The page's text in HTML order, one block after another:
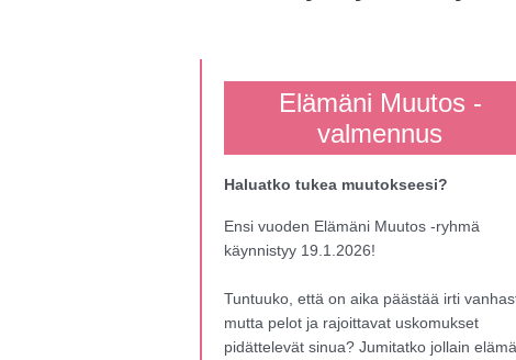
Elämäni Muutos -
valmennus
Haluatko tukea muutokseesi?
Ensi vuoden Elämäni Muutos -ryhmä
käynnistyy 19.1.2026!
Tuntuuko, että on aika päästää irti
mutta pelot ja rajoittavat uskomukset
pidättelevät sinua? Jumitatko jollain